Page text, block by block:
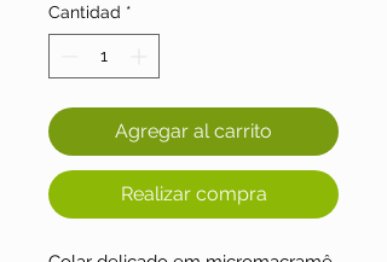
Cantidad *
Agregar al carrito
Realizar compra